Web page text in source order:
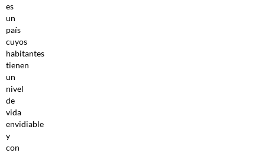
es
un
país
cuyos
habitantes
tienen
un
nivel
de
vida
envidiable
y
con